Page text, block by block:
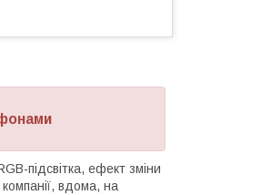
підсвітка, ефект зміни
вдома, на